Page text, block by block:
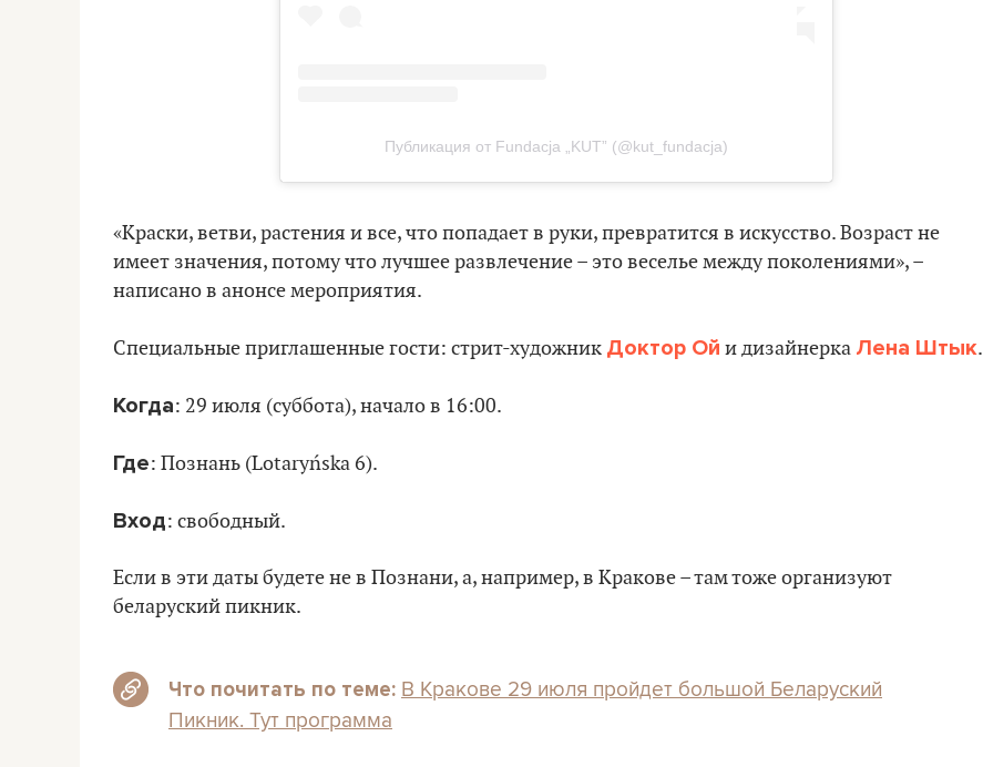
Публикация от Fundacja „KUT” (@kut_fundacja)
«Краски, ветви, растения и все, что попадает в руки, превратится в искусство. Возраст не
имеет значения, потому что лучшее развлечение – это веселье между поколениями», –
написано в анонсе мероприятия.
Специальные приглашенные гости: стрит-художник Доктор Ой и дизайнерка Лена Штык.
Когда: 29 июля (суббота), начало в 16:00.
Где: Познань (Lotaryńska 6).
Вход: свободный.
Если в эти даты будете не в Познани, а, например, в Кракове – там тоже организуют
беларуский пикник.
Что почитать по теме: В Кракове 29 июля пройдет большой Беларуский
Пикник. Тут программа